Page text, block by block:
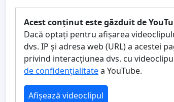
Acest conținut este găzduit de
Dacă optați pentru afișarea
dvs. IP și adresa web (URL) a acestei
privind interacțiunea dvs. cu
de confidențialitatea YouTube.
Afișează videoclipul